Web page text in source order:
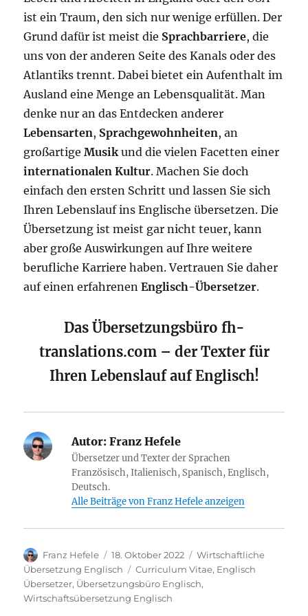
ist ein Traum, den sich nur wenige erfüllen. Der
Grund dafür ist meist die Sprachbarriere, die
uns von der anderen Seite des Kanals oder des
Atlantiks trennt. Dabei bietet ein Aufenthalt im
Ausland eine Menge an Lebensqualität. Man
denke nur an das Entdecken anderer
Lebensarten, Sprachgewohnheiten, an
großartigeMusikund die vielen Facetten einer
internationalen Kultur. Machen Sie doch
einfach den ersten Schritt und lassen Sie sich
Ihren Lebenslauf ins Englische übersetzen. Die
Übersetzung ist meist gar nicht teuer, kann
aber große Auswirkungen auf Ihre weitere
berufliche Karriere haben. Vertrauen Sie daher
auf einen erfahrenenEnglisch-Übersetzer.
Das Übersetzungsbüro fh-
translations.com – der Texter für
Ihren Lebenslauf auf Englisch!
Autor: Franz Hefele
Übersetzer und Texter der Sprachen
Französisch, Italienisch, Spanisch, Englisch,
Deutsch.
Alle Beiträge von Franz Hefele anzeigen
Autor
Franz Hefele
Veröffentlicht
am
18. Oktober 2022 Kategorien
Wirtschaftliche
Übersetzung Englisch
Schlagwörter
Curriculum Vitae, Englisch
Übersetzer, Übersetzungsbüro Englisch,
Wirtschaftsübersetzung Englisch